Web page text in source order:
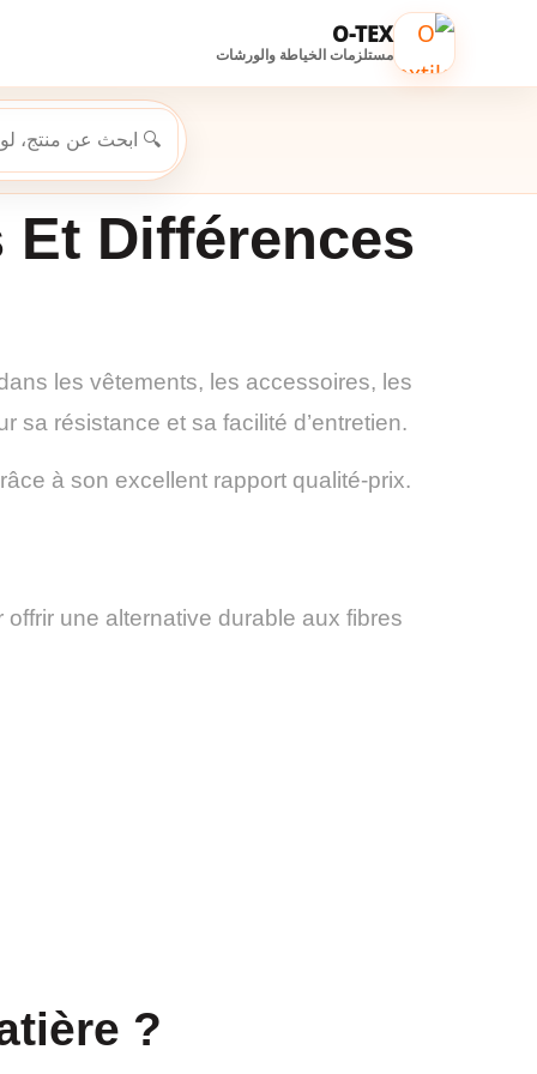
O-TEX
مستلزمات الخياطة والورشات
Différences
les vêtements, les accessoires, les
sa résistance et sa facilité d’entretien.
à son excellent rapport qualité-prix.
une alternative durable aux fibres
?